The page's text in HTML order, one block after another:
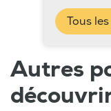
Tous
Autres